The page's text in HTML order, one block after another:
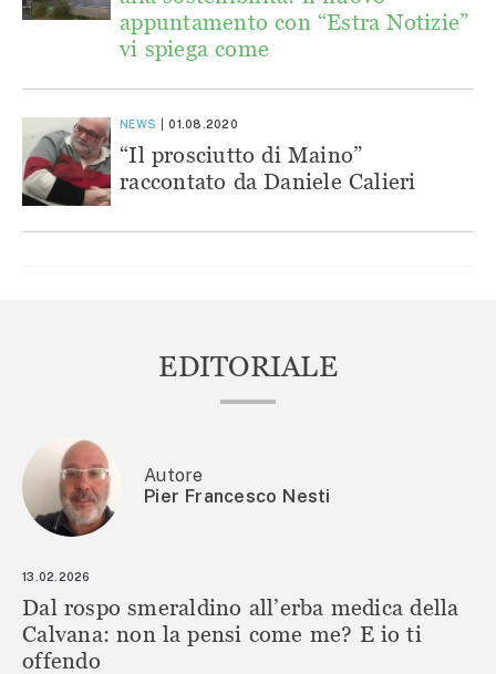
appuntamento con “Estra Notizie”
vi spiega come
NEWS 01.08.2020
“Il prosciutto di Maino”
raccontato da Daniele Calieri
EDITORIALE
Autore
Pier Francesco Nesti
13.02.2026
Dal rospo smeraldino all’erba medica della
Calvana: non la pensi come me? E io ti
offendo